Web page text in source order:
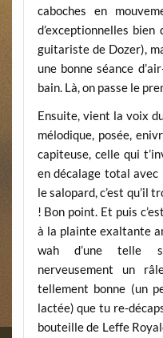
caboches en
d’exceptionnelles
guitariste de Dozer),
une bonne séance
bain. Là, on passe le
Ensuite, vient la voix
mélodique, posée,
capiteuse, celle qui
en décalage total avec
le salopard, c’est qu’il
! Bon point. Et puis
à la plainte exaltante
wah d’une telle
nerveusement un
tellement bonne (un
lactée) que tu re-
bouteille de Leffe